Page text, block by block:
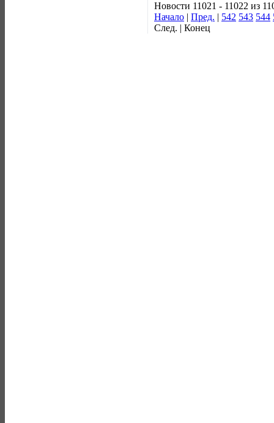
Новости 11021 - 11022 из
Начало | Пред. | 542 543 544
След. | Конец